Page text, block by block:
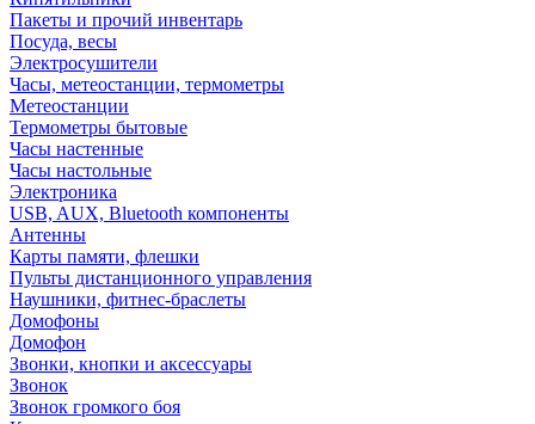
Пакеты и прочий инвентарь
Посуда, весы
Электросушители
Часы, метеостанции, термометры
Метеостанции
Термометры бытовые
Часы настенные
Часы настольные
Электроника
USB, AUX, Bluetooth компоненты
Антенны
Карты памяти, флешки
Пульты дистанционного управления
Наушники, фитнес-браслеты
Домофоны
Домофон
Звонки, кнопки и аксессуары
Звонок
Звонок громкого боя